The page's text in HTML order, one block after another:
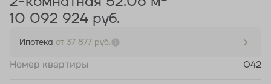
10 092 924 руб.
Ипотека от 37 877 руб.
Номер квартиры 042